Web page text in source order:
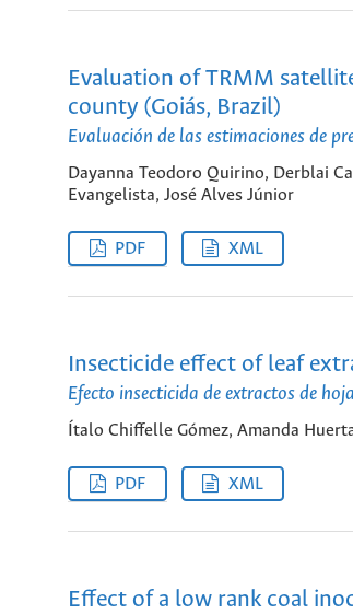
Evaluation of TRMM
county (Goiás, Brazil)
Evaluación de las estimaciones de
Dayanna Teodoro Quirino, Derblai
Evangelista, José Alves Júnior
PDF XML
Insecticide effect of leaf
Efecto insecticida de extractos de
Ítalo Chiffelle Gómez, Amanda
PDF XML
Effect of a low rank coal